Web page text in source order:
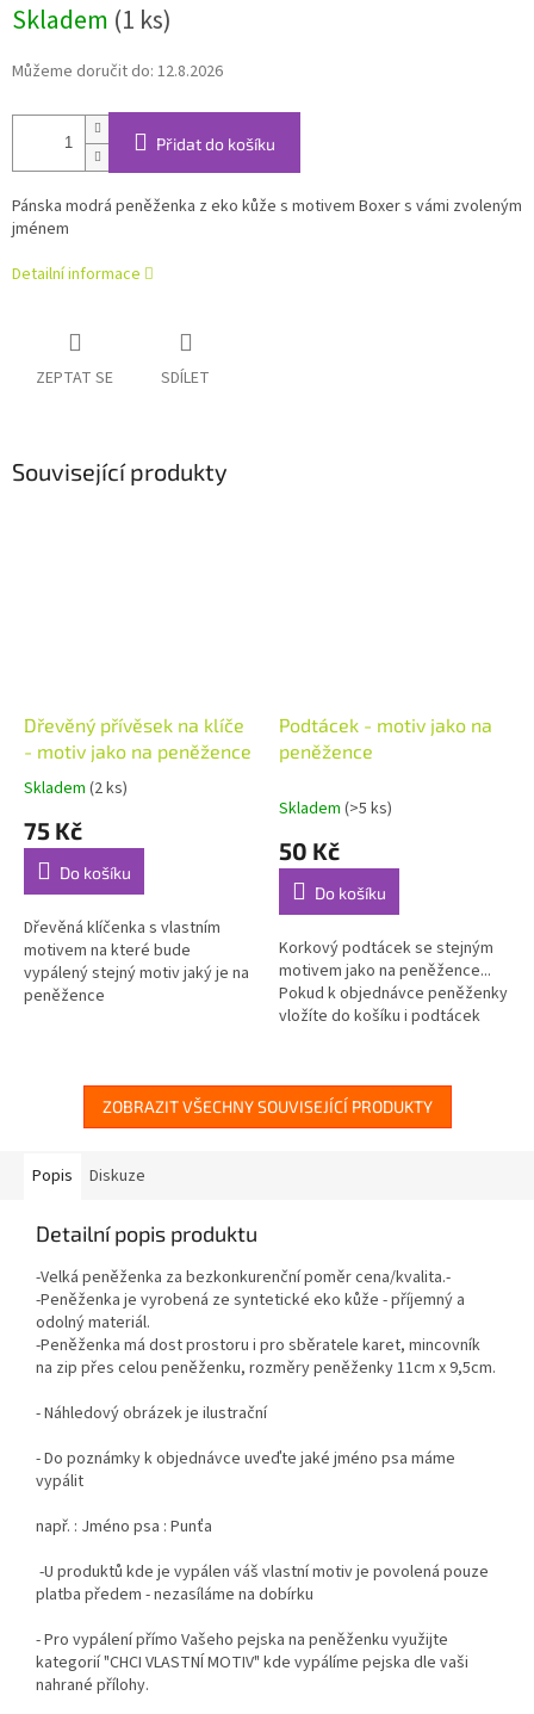
cena:
Skladem (1 ks)
Můžeme doručit do: 12.8.2026
Přidat do košíku
Pánska modrá peněženka z eko kůže s motivem Boxer s vámi zvoleným
jménem
Detailní informace
ZEPTAT SE SDÍLET
Související produkty
Dřevěný přívěsek na klíče
- motiv jako na peněžence
Průměrné
produktu
5,0
5
hvězdiček.
Skladem (2 ks)
75 Kč
Do košíku
Dřevěná klíčenka s vlastním
motivem na které bude
vypálený stejný motiv jaký je na
peněžence
Podtácek - motiv jako na
peněžence
Skladem (>5 ks)
50 Kč
Do košíku
Korkový podtácek se stejným
motivem jako na peněžence...
Pokud k objednávce peněženky
vložíte do košíku i podtácek
peněžence....
ZOBRAZIT VŠECHNY SOUVISEJÍCÍ PRODUKTY
Popis Diskuze
Detailní popis produktu
-Velká peněženka za bezkonkurenční poměr cena/kvalita.-
-Peněženka je vyrobená ze syntetické eko kůže - příjemný a
odolný materiál.
-Peněženka má dost prostoru i pro sběratele karet, mincovník
na zip přes celou peněženku, rozměry peněženky 11cm x 9,5cm.
- Náhledový obrázek je ilustrační
- Do poznámky k objednávce uveďte jaké jméno psa máme
vypálit
např. : Jméno psa : Punťa
-U produktů kde je vypálen váš vlastní motiv je povolená pouze
platba předem - nezasíláme na dobírku
- Pro vypálení přímo Vašeho pejska na peněženku využijte
kategorií "CHCI VLASTNÍ MOTIV" kde vypálíme pejska dle vaši
nahrané přílohy.